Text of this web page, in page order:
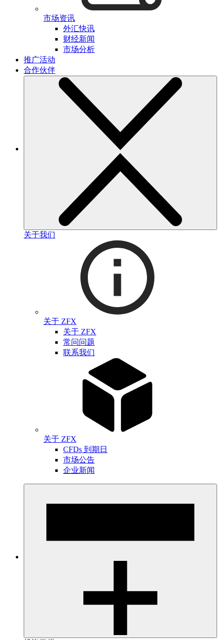
市场资讯
外汇快讯
财经新闻
市场分析
推广活动
合作伙伴
关于我们
关于 ZFX
关于 ZFX
常问问题
联系我们
关于 ZFX
CFDs 到期日
市场公告
企业新闻